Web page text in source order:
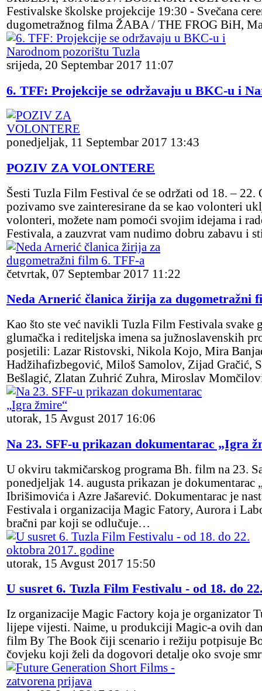
Festivalske školske projekcije 19:30 - Svečana
dugometražnog filma ŽABA / THE FROG BiH,
srijeda, 20 Septembar 2017 11:07
6. TFF: Projekcije se održavaju u BKC-u i
ponedjeljak, 11 Septembar 2017 13:43
POZIV ZA VOLONTERE
Šesti Tuzla Film Festival će se održati od 18. –
pozivamo sve zainteresirane da se kao volonteri
volonteri, možete nam pomoći svojim idejama i
Festivala, a zauzvrat vam nudimo dobru zabavu i
četvrtak, 07 Septembar 2017 11:22
Neda Arnerić članica žirija za dugometražni
Kao što ste već navikli Tuzla Film Festivala svake
glumačka i rediteljska imena sa južnoslavenskih
posjetili: Lazar Ristovski, Nikola Kojo, Mira
Hadžihafizbegović, Miloš Samolov, Zijad Gračić,
Bešlagić, Zlatan Zuhrić Zuhra, Miroslav
utorak, 15 Avgust 2017 16:06
Na 23. SFF-u prikazan dokumentarac „Igra
U okviru takmičarskog programa Bh. film na 23.
ponedjeljak 14. augusta prikazan je dokumentarac
Ibrišimovića i Azre Jašarević. Dokumentarac je
Festivala i organizacija Magic Fatory, Aurora i
bračni par koji se odlučuje…
utorak, 15 Avgust 2017 15:50
U susret 6. Tuzla Film Festivalu - od 18. do
Iz organizacije Magic Factory koja je organizator
lijepe vijesti. Naime, u produkciji Magic-a ovih
film By The Book čiji scenario i režiju potpisuje
čovjeku koji želi da dogovori detalje oko svoje